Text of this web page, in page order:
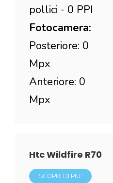
pollici - 0 PPI
Fotocamera:
Posteriore: 0
Mpx
Anteriore: 0
Mpx
Htc Wildfire R70
SCOPRI DI PIU'